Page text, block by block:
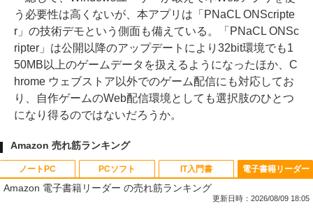
う必要性は高くないが、本アプリは「PNaCL ONScripte
r」の技術デモという側面も備えている。「PNaCL ONSc
ripter」は公開以降のアップデートにより32bit環境でも1
50MB以上のゲームデータを扱えるようになったほか、C
hrome ウェブストア以外でのゲーム配信にも対応してお
り、自作ゲームのWeb配信環境としても選択肢のひとつ
になり得るのではないだろうか。
Amazon 売れ筋ランキング
ノートPC PCソフト IT入門書 電子書籍リーダー
Amazon 電子書籍リーダー の売れ筋ランキング
更新日時：2026/08/09 18:05